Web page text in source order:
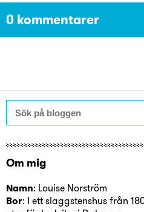
Om mig
Namn: Louise Norström
Bor: I ett slaggstenshus från
0 kommentarer